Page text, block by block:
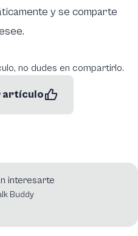
y se comparte
no dudes en compartirlo.
artículo
interesarte
Buddy